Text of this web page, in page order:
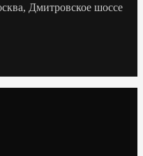
Дмитровское шоссе